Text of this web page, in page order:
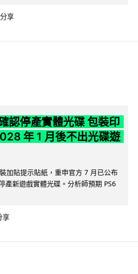
分享
認停產實體光碟 包裝印
年 1 月後不出光碟遊
加貼提示貼紙，重申官方 7 月已公布
產新遊戲實體光碟。分析師預期 PS6
享